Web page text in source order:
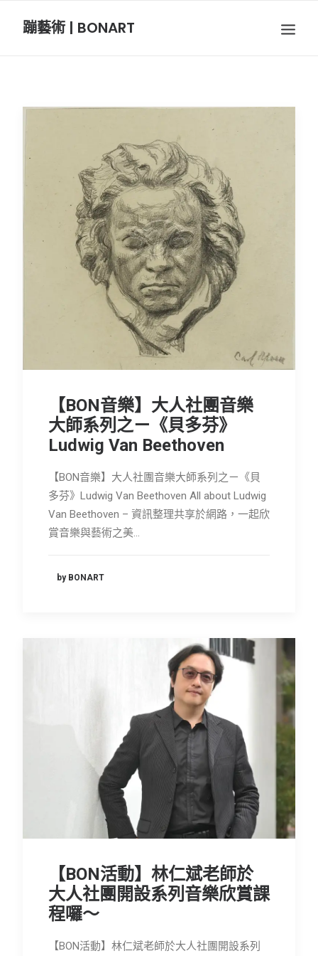
蹦藝術 | BONART
BON插畫
BON旅行
節慶長笛樂團
【BON音樂】大人社團音樂
大師系列之ㄧ《貝多芬》
Ludwig Van Beethoven
【BON音樂】大人社團音樂大師系列之ㄧ《貝
多芬》Ludwig Van Beethoven All about Ludwig
Van Beethoven – 資訊整理共享於網路，一起欣
賞音樂與藝術之美…
by BONART
【BON活動】林仁斌老師於
大人社團開設系列音樂欣賞課
程囉～
【BON活動】林仁斌老師於大人社團開設系列